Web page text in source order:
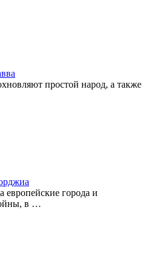
простой народ, а также
европейские города и
в …